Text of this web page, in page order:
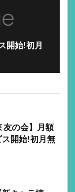
開始!初月
友の会】月額
開始!初月無